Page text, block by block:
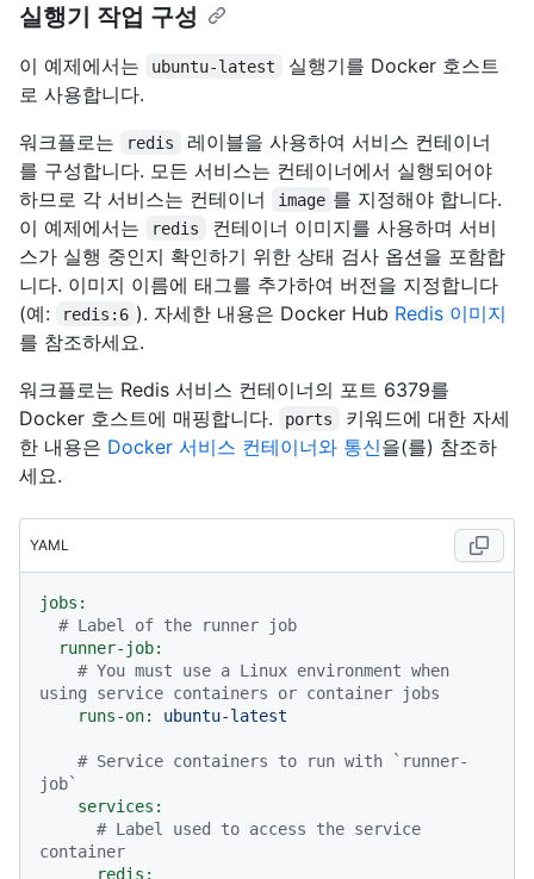
실행기 작업 구성
이 예제에서는 ubuntu-latest
실행기를 Docker 호스트
로 사용합니다.
워크플로는
redis
레이블을 사용하여 서비스 컨테이너
를 구성합니다. 모든 서비스는 컨테이너에서 실행되어야
하므로 각 서비스는 컨테이너
image 를 지정해야 합니다.
이 예제에서는
redis
컨테이너 이미지를 사용하며 서비
스가 실행 중인지 확인하기 위한 상태 검사 옵션을 포함합
니다. 이미지 이름에 태그를 추가하여 버전을 지정합니다
(예:
redis:6 ). 자세한 내용은 Docker Hub Redis 이미지
를 참조하세요.
워크플로는 Redis 서비스 컨테이너의 포트 6379를
Docker 호스트에 매핑합니다.
ports
키워드에 대한 자세
한 내용은 Docker 서비스 컨테이너와 통신을(를) 참조하
세요.
YAML
jobs:
# Label of the runner job
runner-job:
# You must use a Linux environment when
using service containers or container jobs
runs-on:
ubuntu-latest
# Service containers to run with `runner-
job`
services:
# Label used to access the service
container
redis: